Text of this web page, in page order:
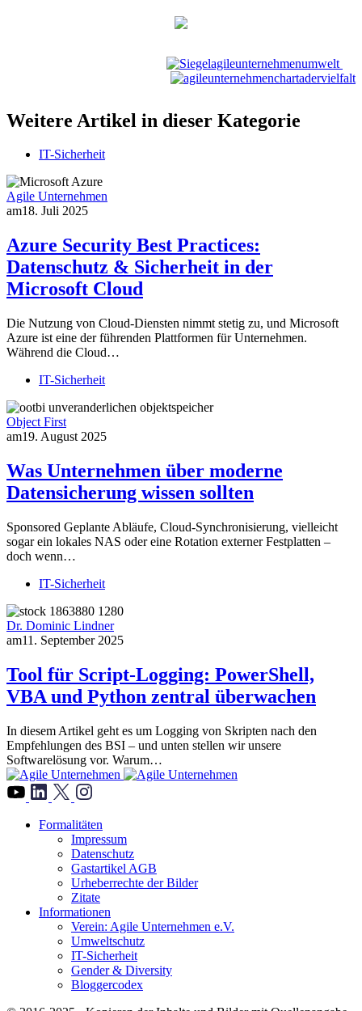
Weitere Artikel in dieser Kategorie
IT-Sicherheit
Agile Unternehmen
am18. Juli 2025
Azure Security Best Practices:
Datenschutz & Sicherheit in der
Microsoft Cloud
Die Nutzung von Cloud-Diensten nimmt stetig zu, und Microsoft
Azure ist eine der führenden Plattformen für Unternehmen.
Während die Cloud…
IT-Sicherheit
Object First
am19. August 2025
Was Unternehmen über moderne
Datensicherung wissen sollten
Sponsored Geplante Abläufe, Cloud-Synchronisierung, vielleicht
sogar ein lokales NAS oder eine Rotation externer Festplatten –
doch wenn…
IT-Sicherheit
Dr. Dominic Lindner
am11. September 2025
Tool für Script-Logging: PowerShell,
VBA und Python zentral überwachen
In diesem Artikel geht es um Logging von Skripten nach den
Empfehlungen des BSI – und unten stellen wir unsere
Softwarelösung vor. Warum…
Formalitäten
Impressum
Datenschutz
Gastartikel AGB
Urheberrechte der Bilder
Zitate
Informationen
Verein: Agile Unternehmen e.V.
Umweltschutz
IT-Sicherheit
Gender & Diversity
Bloggercodex